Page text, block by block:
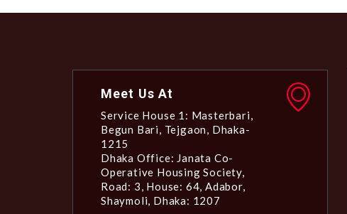
Meet Us At
Service House 1: Masterbari,
Begun Bari, Tejgaon, Dhaka-
1215
Dhaka Office: Janata Co-
Operative Housing Society,
Road: 3, House: 64, Adabor,
Shaymoli, Dhaka: 1207